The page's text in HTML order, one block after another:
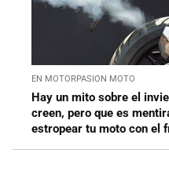
EN MOTORPASION MOTO
Hay un mito sobre el
creen, pero que es
estropear tu moto con el